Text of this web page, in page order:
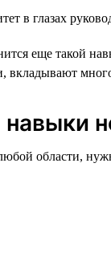
в глазах
еще такой
области,